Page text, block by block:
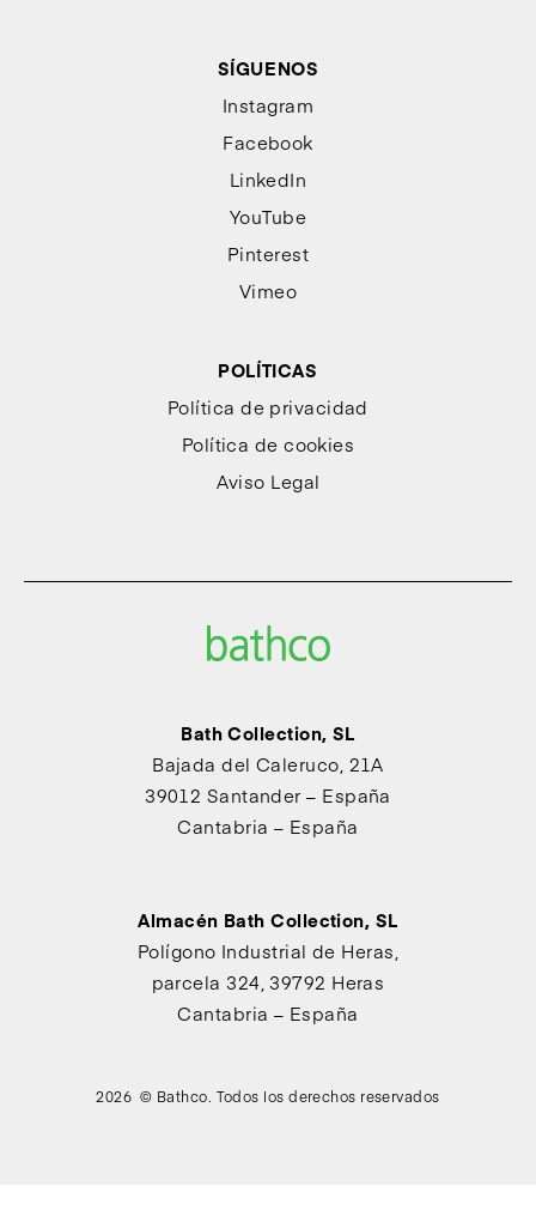
SÍGUENOS
Instagram
Facebook
LinkedIn
YouTube
Pinterest
Vimeo
POLÍTICAS
Política de privacidad
Política de cookies
Aviso Legal
Bath Collection, SL
Bajada del Caleruco, 21A
39012 Santander – España
Cantabria – España
Almacén Bath Collection, SL
Polígono Industrial de Heras,
parcela 324, 39792 Heras
Cantabria – España
2026 © Bathco. Todos los derechos reservados